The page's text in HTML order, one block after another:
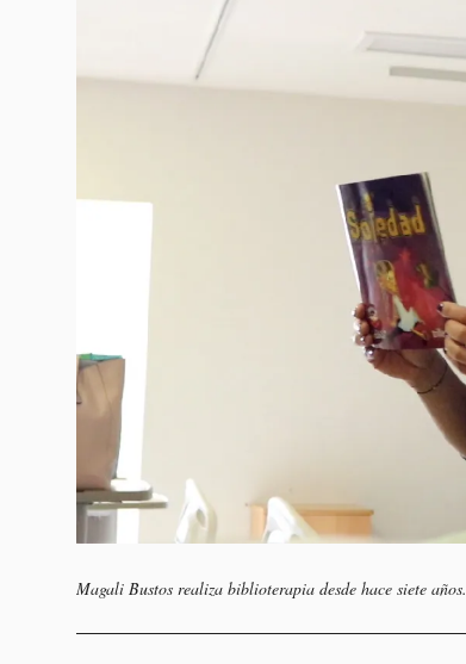
Magali Bustos realiza biblioterapia desde hace siete años.